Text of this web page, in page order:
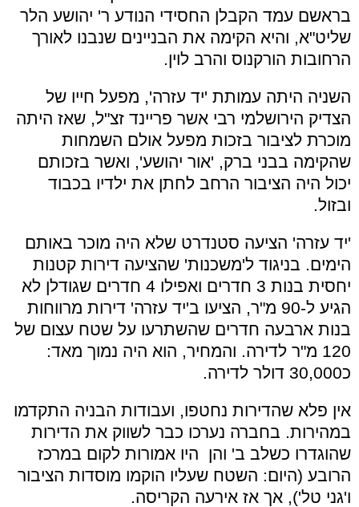
בראשם עמד הקבלן החסידי הנודע ר' יהושע הלר
שליט"א, והיא הקימה את הבניינים שנבנו לאורך
הרחובות הורקנוס והרב לוין.
השניה היתה עמותת 'יד עזרה', מפעל חייו של
הצדיק הירושלמי רבי אשר פריינד זצ"ל, שאז היתה
מוכרת לציבור בזכות מפעל אולם השמחות
שהקימה בבני ברק, 'אור יהושע', ואשר בזכותם
יכול היה הציבור הרחב לחתן את ילדיו בכבוד
ובזול.
'יד עזרה' הציעה סטנדרט שלא היה מוכר באותם
הימים. בניגוד ל'משכנות' שהציעה דירות קטנות
יחסית בנות 3 חדרים ואפילו 4 חדרים שגודלן לא
הגיע ל-90 מ"ר, הציעו ב'יד עזרה' דירות מרווחות
בנות ארבעה חדרים שהשתרעו על שטח עצום של
120 מ"ר לדירה. והמחיר, הוא היה נמוך מאד:
כ30,000 דולר לדירה.
אין פלא שהדירות נחטפו, ועבודות הבניה התקדמו
במהירות. בחברה נערכו כבר לשווק את הדירות
שהוגדרו כשלב ב' והן היו אמורות לקום במרכז
הרובע (היום: השטח שעליו הוקמו מוסדות הציבור
ו'גני טל'), אך אז אירעה הקריסה.